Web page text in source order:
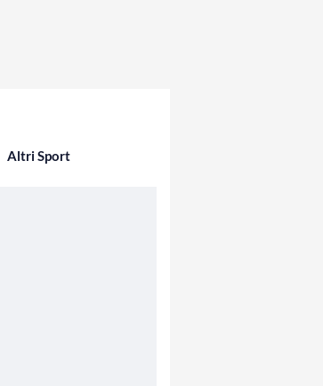
Altri Sport